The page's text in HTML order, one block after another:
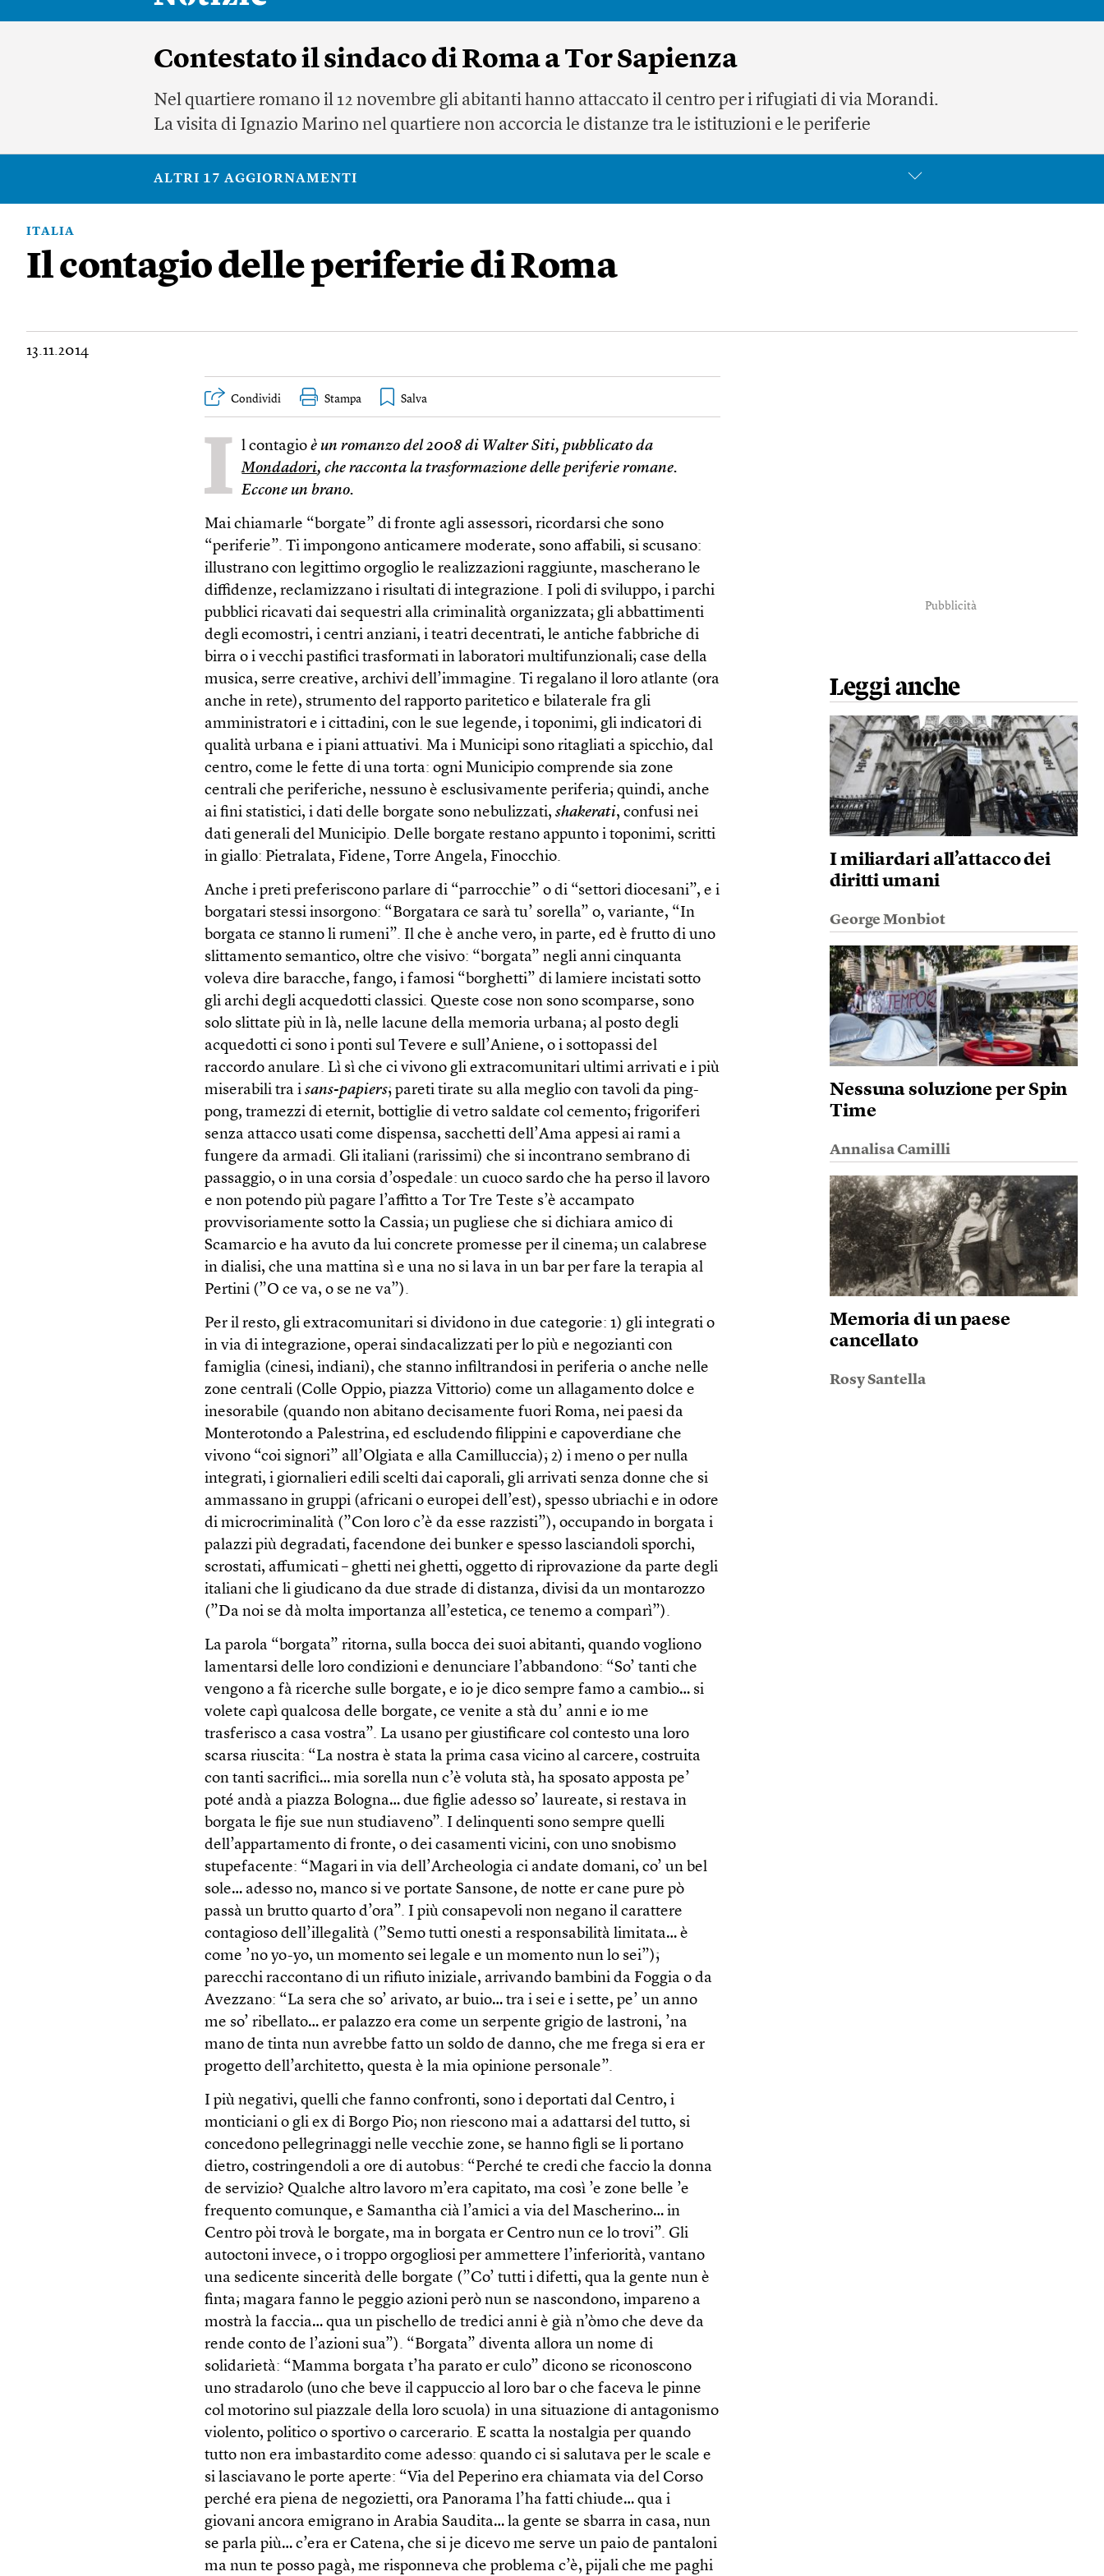
Contestato il sindaco di Roma a Tor Sapienza
Nel quartiere romano il 12 novembre gli abitanti hanno attaccato il centro per i rifugiati di via Morandi.
La visita di Ignazio Marino nel quartiere non accorcia le distanze tra le istituzioni e le periferie
ALTRI 17 AGGIORNAMENTI
ITALIA
Il contagio delle periferie di Roma
13.11.2014
Condividi Stampa
I l contagioè un romanzo del 2008 di Walter Siti, pubblicato da
Mondadori, che racconta la trasformazione delle periferie romane.
Eccone un brano.
Mai chiamarle “borgate” di fronte agli assessori, ricordarsi che sono
“periferie”. Ti impongono anticamere moderate, sono affabili, si scusano:
illustrano con legittimo orgoglio le realizzazioni raggiunte, mascherano le
diffidenze, reclamizzano i risultati di integrazione. I poli di sviluppo, i parchi
pubblici ricavati dai sequestri alla criminalità organizzata; gli abbattimenti
degli ecomostri, i centri anziani, i teatri decentrati, le antiche fabbriche di
birra o i vecchi pastifici trasformati in laboratori multifunzionali; case della
musica, serre creative, archivi dell’immagine. Ti regalano il loro atlante (ora
anche in rete), strumento del rapporto paritetico e bilaterale fra gli
amministratori e i cittadini, con le sue legende, i toponimi, gli indicatori di
qualità urbana e i piani attuativi. Ma i Municipi sono ritagliati a spicchio, dal
centro, come le fette di una torta: ogni Municipio comprende sia zone
centrali che periferiche, nessuno è esclusivamente periferia; quindi, anche
ai fini statistici, i dati delle borgate sono nebulizzati,shakerati, confusi nei
dati generali del Municipio. Delle borgate restano appunto i toponimi, scritti
in giallo: Pietralata, Fidene, Torre Angela, Finocchio.
Anche i preti preferiscono parlare di “parrocchie” o di “settori diocesani”, e i
borgatari stessi insorgono: “Borgatara ce sarà tu’ sorella” o, variante, “In
borgata ce stanno li rumeni”. Il che è anche vero, in parte, ed è frutto di uno
slittamento semantico, oltre che visivo: “borgata” negli anni cinquanta
voleva dire baracche, fango, i famosi “borghetti” di lamiere incistati sotto
gli archi degli acquedotti classici. Queste cose non sono scomparse, sono
solo slittate più in là, nelle lacune della memoria urbana; al posto degli
acquedotti ci sono i ponti sul Tevere e sull’Aniene, o i sottopassi del
raccordo anulare. Lì sì che ci vivono gli extracomunitari ultimi arrivati e i più
miserabili tra isans-papiers; pareti tirate su alla meglio con tavoli da ping-
pong, tramezzi di eternit, bottiglie di vetro saldate col cemento; frigoriferi
senza attacco usati come dispensa, sacchetti dell’Ama appesi ai rami a
fungere da armadi. Gli italiani (rarissimi) che si incontrano sembrano di
passaggio, o in una corsia d’ospedale: un cuoco sardo che ha perso il lavoro
e non potendo più pagare l’affitto a Tor Tre Teste s’è accampato
provvisoriamente sotto la Cassia; un pugliese che si dichiara amico di
Scamarcio e ha avuto da lui concrete promesse per il cinema; un calabrese
in dialisi, che una mattina sì e una no si lava in un bar per fare la terapia al
Pertini (”O ce va, o se ne va”).
Per il resto, gli extracomunitari si dividono in due categorie: 1) gli integrati o
in via di integrazione, operai sindacalizzati per lo più e negozianti con
famiglia (cinesi, indiani), che stanno infiltrandosi in periferia o anche nelle
zone centrali (Colle Oppio, piazza Vittorio) come un allagamento dolce e
inesorabile (quando non abitano decisamente fuori Roma, nei paesi da
Monterotondo a Palestrina, ed escludendo filippini e capoverdiane che
vivono “coi signori” all’Olgiata e alla Camilluccia); 2) i meno o per nulla
integrati, i giornalieri edili scelti dai caporali, gli arrivati senza donne che si
ammassano in gruppi (africani o europei dell’est), spesso ubriachi e in odore
di microcriminalità (”Con loro c’è da esse razzisti”), occupando in borgata i
palazzi più degradati, facendone dei bunker e spesso lasciandoli sporchi,
scrostati, affumicati – ghetti nei ghetti, oggetto di riprovazione da parte degli
italiani che li giudicano da due strade di distanza, divisi da un montarozzo
(”Da noi se dà molta importanza all’estetica, ce tenemo a comparì”).
La parola “borgata” ritorna, sulla bocca dei suoi abitanti, quando vogliono
lamentarsi delle loro condizioni e denunciare l’abbandono: “So’ tanti che
vengono a fà ricerche sulle borgate, e io je dico sempre famo a cambio… si
volete capì qualcosa delle borgate, ce venite a stà du’ anni e io me
trasferisco a casa vostra”. La usano per giustificare col contesto una loro
scarsa riuscita: “La nostra è stata la prima casa vicino al carcere, costruita
con tanti sacrifici… mia sorella nun c’è voluta stà, ha sposato apposta pe’
poté andà a piazza Bologna… due figlie adesso so’ laureate, si restava in
borgata le fije sue nun studiaveno”. I delinquenti sono sempre quelli
dell’appartamento di fronte, o dei casamenti vicini, con uno snobismo
stupefacente: “Magari in via dell’Archeologia ci andate domani, co’ un bel
sole… adesso no, manco si ve portate Sansone, de notte er cane pure pò
passà un brutto quarto d’ora”. I più consapevoli non negano il carattere
contagioso dell’illegalità (”Semo tutti onesti a responsabilità limitata… è
come ’no yo-yo, un momento sei legale e un momento nun lo sei”);
parecchi raccontano di un rifiuto iniziale, arrivando bambini da Foggia o da
Avezzano: “La sera che so’ arivato, ar buio… tra i sei e i sette, pe’ un anno
me so’ ribellato… er palazzo era come un serpente grigio de lastroni, ’na
mano de tinta nun avrebbe fatto un soldo de danno, che me frega si era er
progetto dell’architetto, questa è la mia opinione personale”.
I più negativi, quelli che fanno confronti, sono i deportati dal Centro, i
monticiani o gli ex di Borgo Pio; non riescono mai a adattarsi del tutto, si
concedono pellegrinaggi nelle vecchie zone, se hanno figli se li portano
dietro, costringendoli a ore di autobus: “Perché te credi che faccio la donna
de servizio? Qualche altro lavoro m’era capitato, ma così ’e zone belle ’e
frequento comunque, e Samantha cià l’amici a via del Mascherino… in
Centro pòi trovà le borgate, ma in borgata er Centro nun ce lo trovi”. Gli
autoctoni invece, o i troppo orgogliosi per ammettere l’inferiorità, vantano
una sedicente sincerità delle borgate (”Co’ tutti i difetti, qua la gente nun è
finta; magara fanno le peggio azioni però nun se nascondono, impareno a
mostrà la faccia… qua un pischello de tredici anni è già n’òmo che deve da
rende conto de l’azioni sua”). “Borgata” diventa allora un nome di
solidarietà: “Mamma borgata t’ha parato er culo” dicono se riconoscono
uno stradarolo (uno che beve il cappuccio al loro bar o che faceva le pinne
col motorino sul piazzale della loro scuola) in una situazione di antagonismo
violento, politico o sportivo o carcerario. E scatta la nostalgia per quando
tutto non era imbastardito come adesso: quando ci si salutava per le scale e
si lasciavano le porte aperte: “Via del Peperino era chiamata via del Corso
perché era piena de negozietti, ora Panorama l’ha fatti chiude… qua i
giovani ancora emigrano in Arabia Saudita… la gente se sbarra in casa, nun
se parla più… c’era er Catena, che si je dicevo me serve un paio de pantaloni
ma nun te posso pagà, me risponneva che problema c’è, pijali che me paghi
Pubblicità
Leggi anche
I miliardari all’attacco dei
diritti umani
George Monbiot
Nessuna soluzione per Spin
Time
Annalisa Camilli
Memoria di un paese
cancellato
Rosy Santella